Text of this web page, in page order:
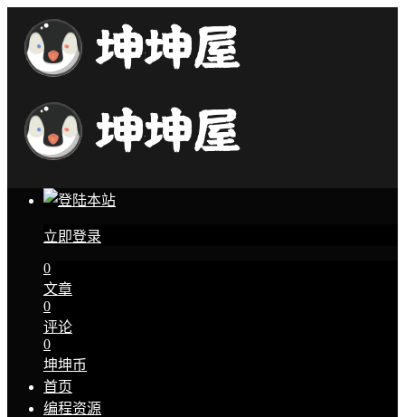
立即登录
0
文章
0
评论
0
坤坤币
首页
编程资源